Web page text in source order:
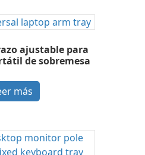
ajustable para
de sobremesa
más